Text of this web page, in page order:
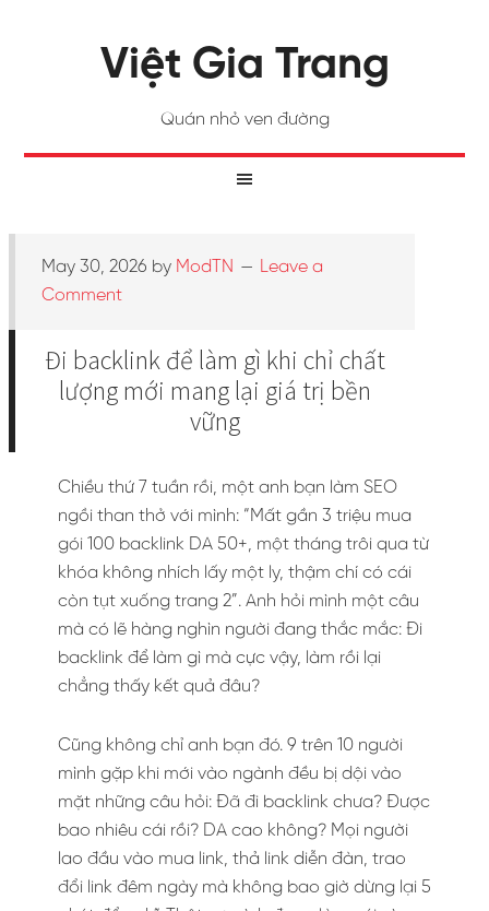
Việt Gia Trang
Quán nhỏ ven đường
May 30, 2026 by ModTN
Leave a
Comment
Đi backlink để làm gì khi chỉ chất
lượng mới mang lại giá trị bền
vững
Chiều thứ 7 tuần rồi, một anh bạn làm SEO
ngồi than thở với mình: “Mất gần 3 triệu mua
gói 100 backlink DA 50+, một tháng trôi qua từ
khóa không nhích lấy một ly, thậm chí có cái
còn tụt xuống trang 2”. Anh hỏi mình một câu
mà có lẽ hàng nghìn người đang thắc mắc: Đi
backlink để làm gì mà cực vậy, làm rồi lại
chẳng thấy kết quả đâu?
Cũng không chỉ anh bạn đó. 9 trên 10 người
mình gặp khi mới vào ngành đều bị dội vào
mặt những câu hỏi: Đã đi backlink chưa? Được
bao nhiêu cái rồi? DA cao không? Mọi người
lao đầu vào mua link, thả link diễn đàn, trao
đổi link đêm ngày mà không bao giờ dừng lại 5